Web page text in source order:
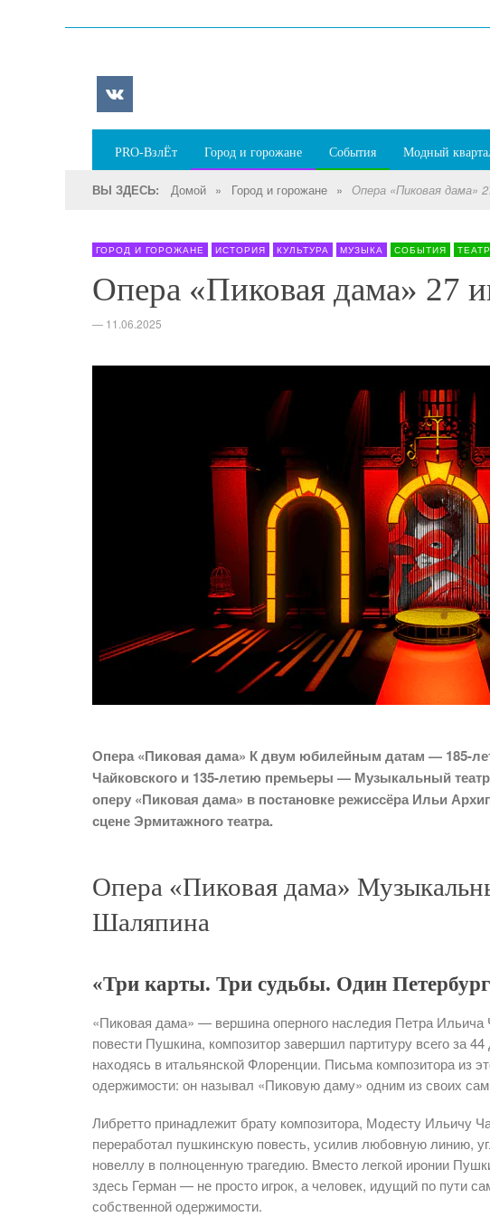
PRO-ВзлЁт Город и горожане События Модный
ВЫ ЗДЕСЬ: Домой » Город и горожане » Опера «Пиковая дама»
ГОРОД И ГОРОЖАНЕ ИСТОРИЯ КУЛЬТУРА МУЗЫКА СОБЫТИЯ ТЕАТР
Опера «Пиковая дама» 27
— 11.06.2025
Опера «Пиковая дама» К двум юбилейным датам — 185-
Чайковского и 135-летию премьеры — Музыкальный
оперу «Пиковая дама» в постановке режиссёра Ильи
сцене Эрмитажного театра.
Опера «Пиковая дама»
Шаляпина
«Три карты. Три судьбы. Один
«Пиковая дама» — вершина оперного наследия Петра
повести Пушкина, композитор завершил партитуру всего за
находясь в итальянской Флоренции. Письма композитора из
одержимости: он называл «Пиковую даму» одним из своих
Либретто принадлежит брату композитора, Модесту Ильичу
переработал пушкинскую повесть, усилив любовную линию,
новеллу в полноценную трагедию. Вместо легкой иронии
здесь Герман — не просто игрок, а человек, идущий по пути
собственной одержимости.